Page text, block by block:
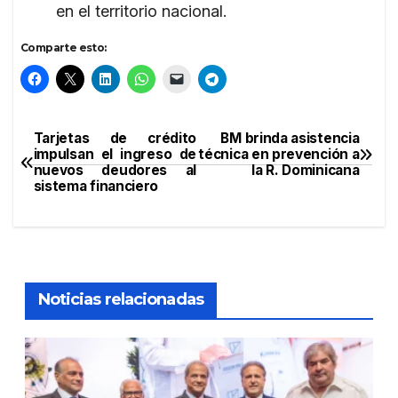
en el territorio nacional.
Comparte esto:
Navegación
de
BM brinda asistencia
técnica en prevención a
la R. Dominicana
Tarjetas de crédito
impulsan el ingreso de
nuevos deudores al
sistema financiero
Noticias relacionadas